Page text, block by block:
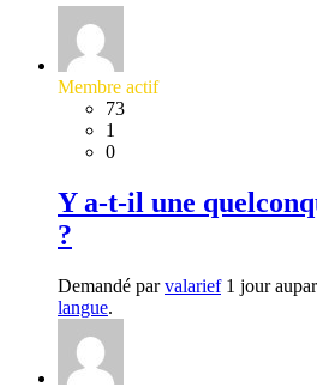
Membre actif
73
1
0
Y a-t-il une
?
Demandé parvalarief1 jour
langue.